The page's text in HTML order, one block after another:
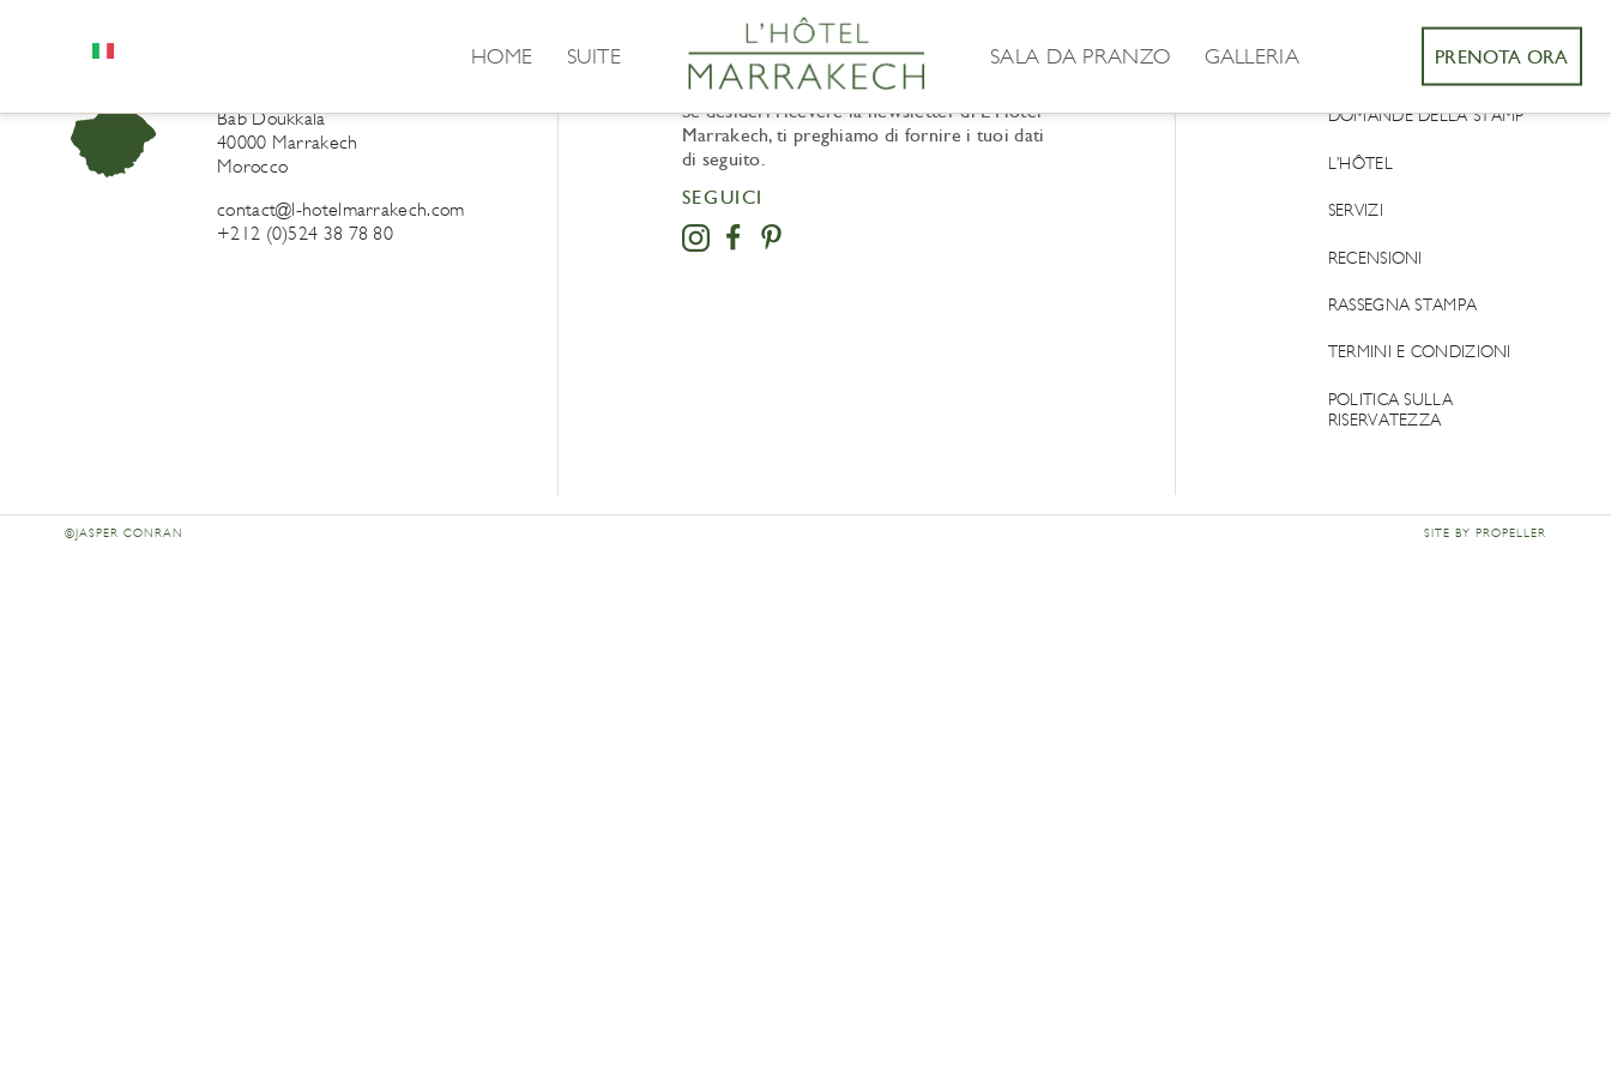
HOME SUITE SALA DA PRANZO GALLERIA PRENOTA ORA
Bab Doukkala
40000 Marrakech
Morocco
contact@l-hotelmarrakech.com
+212 (0)524 38 78 80
NEWSLETTER
Se desideri ricevere la newsletter di L’Hôtel
Marrakech, ti preghiamo di fornire i tuoi dati
di seguito.
SEGUICI
DOMANDE DELLA STAMP
L’HÔTEL
SERVIZI
RECENSIONI
RASSEGNA STAMPA
TERMINI E CONDIZIONI
POLITICA SULLA
RISERVATEZZA
SITE BY PROPELLER
©JASPER CONRAN